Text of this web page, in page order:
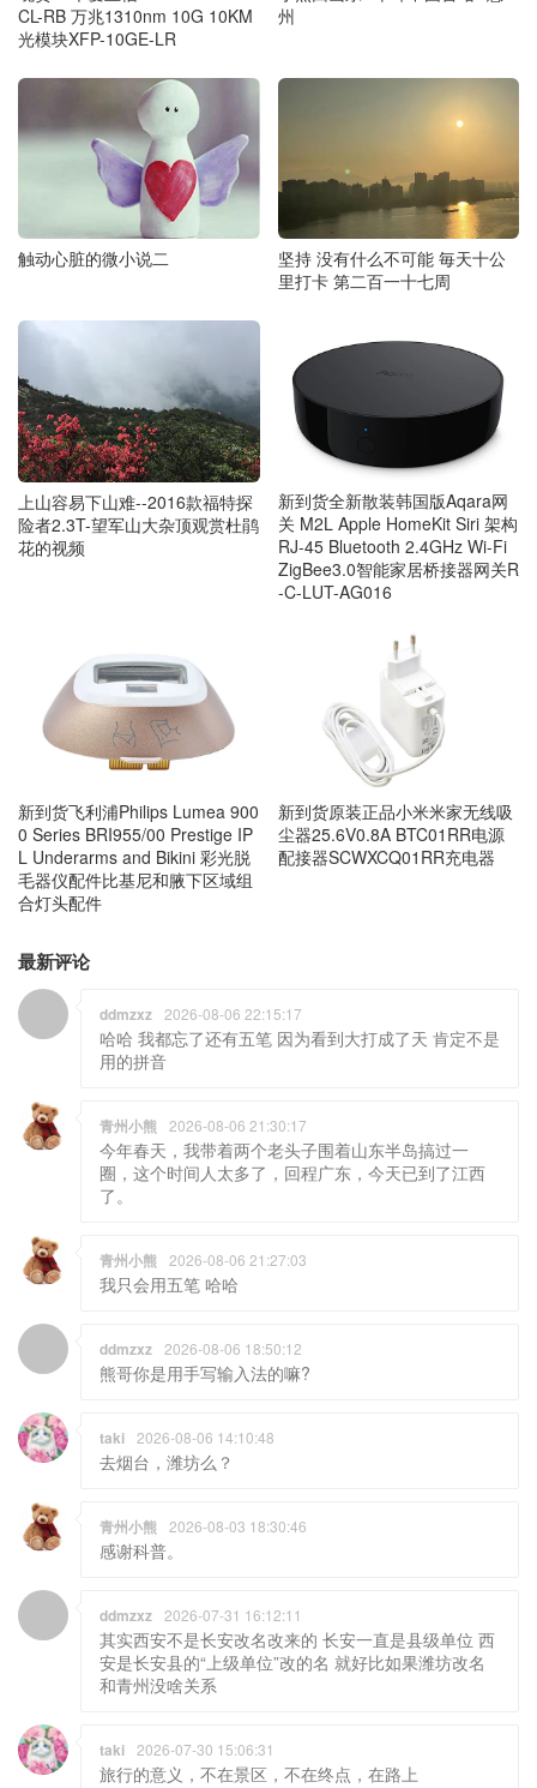
CL-RB 万兆1310nm 10G 10KM
光模块XFP-10GE-LR
州
触动心脏的微小说二
坚持 没有什么不可能 毎天十公
里打卡 第二百一十七周
上山容易下山难--2016款福特探
险者2.3T-望军山大杂顶观赏杜鹃
花的视频
新到货全新散装韩国版Aqara网
关 M2L Apple HomeKit Siri 架构
RJ-45 Bluetooth 2.4GHz Wi-Fi
ZigBee3.0智能家居桥接器网关R
-C-LUT-AG016
新到货飞利浦Philips Lumea 900
0 Series BRI955/00 Prestige IP
L Underarms and Bikini 彩光脱
毛器仪配件比基尼和腋下区域组
合灯头配件
新到货原装正品小米米家无线吸
尘器25.6V0.8A BTC01RR电源
配接器SCWXCQ01RR充电器
最新评论
ddmzxz 2026-08-06 22:15:17
哈哈 我都忘了还有五笔 因为看到大打成了天 肯定不是
用的拼音
青州小熊 2026-08-06 21:30:17
今年春天，我带着两个老头子围着山东半岛搞过一
圈，这个时间人太多了，回程广东，今天已到了江西
了。
青州小熊 2026-08-06 21:27:03
我只会用五笔 哈哈
ddmzxz 2026-08-06 18:50:12
熊哥你是用手写输入法的嘛?
taki 2026-08-06 14:10:48
去烟台，潍坊么？
青州小熊 2026-08-03 18:30:46
感谢科普。
ddmzxz 2026-07-31 16:12:11
其实西安不是长安改名改来的 长安一直是县级单位 西
安是长安县的“上级单位”改的名 就好比如果潍坊改名
和青州没啥关系
taki 2026-07-30 15:06:31
旅行的意义，不在景区，不在终点，在路上